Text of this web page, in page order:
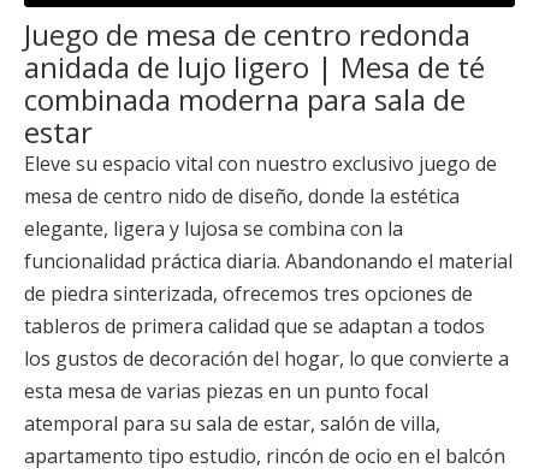
Juego de mesa de centro redonda
anidada de lujo ligero | Mesa de té
combinada moderna para sala de
estar
Eleve su espacio vital con nuestro exclusivo juego de
mesa de centro nido de diseño, donde la estética
elegante, ligera y lujosa se combina con la
funcionalidad práctica diaria. Abandonando el material
de piedra sinterizada, ofrecemos tres opciones de
tableros de primera calidad que se adaptan a todos
los gustos de decoración del hogar, lo que convierte a
esta mesa de varias piezas en un punto focal
atemporal para su sala de estar, salón de villa,
apartamento tipo estudio, rincón de ocio en el balcón